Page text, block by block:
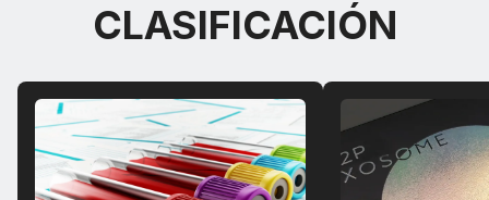
CLASIFICACIÓN